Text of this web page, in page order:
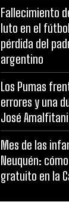
Fallecimiento
luto en el
pérdida del
argentino
Los Pumas
errores y una
José Amalfitani
Mes de las
Neuquén:
gratuito en la